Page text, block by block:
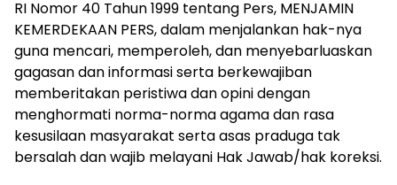
RI Nomor 40 Tahun 1999 tentang Pers, MENJAMIN
KEMERDEKAAN PERS, dalam menjalankan hak-nya
guna mencari, memperoleh, dan menyebarluaskan
gagasan dan informasi serta berkewajiban
memberitakan peristiwa dan opini dengan
menghormati norma-norma agama dan rasa
kesusilaan masyarakat serta asas praduga tak
bersalah dan wajib melayani Hak Jawab/hak koreksi.